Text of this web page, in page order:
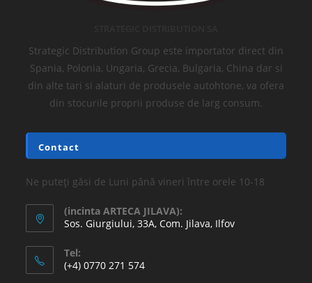
Strategic Distribution Group este importator direct din
Spania, Polonia, Ungaria, Grecia, Bulgaria, China dar si
din alte tari si alaturi de produsele autohtone, va ofera
din stocurile proprii produse de larg consum.
Contact
Ne puteți găsi de Luni până vineri între orele 10-18
(incinta ARTECA JILAVA):
Sos. Giurgiului, 33A, Com. Jilava, Ilfov
Tel:
(+4) 0770 271 574